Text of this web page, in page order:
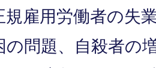
規雇用労働者の失
の問題、自殺者の